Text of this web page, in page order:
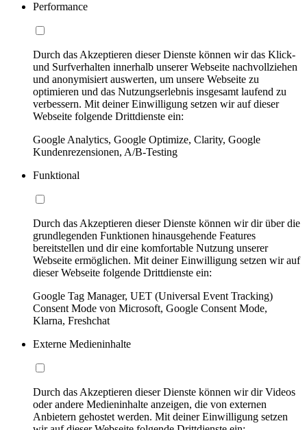
Performance
Durch das Akzeptieren dieser Dienste können wir das Klick-
und Surfverhalten innerhalb unserer Webseite nachvollziehen
und anonymisiert auswerten, um unsere Webseite zu
optimieren und das Nutzungserlebnis insgesamt laufend zu
verbessern. Mit deiner Einwilligung setzen wir auf dieser
Webseite folgende Drittdienste ein:
Google Analytics, Google Optimize, Clarity, Google
Kundenrezensionen, A/B-Testing
Funktional
Durch das Akzeptieren dieser Dienste können wir dir über die
grundlegenden Funktionen hinausgehende Features
bereitstellen und dir eine komfortable Nutzung unserer
Webseite ermöglichen. Mit deiner Einwilligung setzen wir auf
dieser Webseite folgende Drittdienste ein:
Google Tag Manager, UET (Universal Event Tracking)
Consent Mode von Microsoft, Google Consent Mode,
Klarna, Freshchat
Externe Medieninhalte
Durch das Akzeptieren dieser Dienste können wir dir Videos
oder andere Medieninhalte anzeigen, die von externen
Anbietern gehostet werden. Mit deiner Einwilligung setzen